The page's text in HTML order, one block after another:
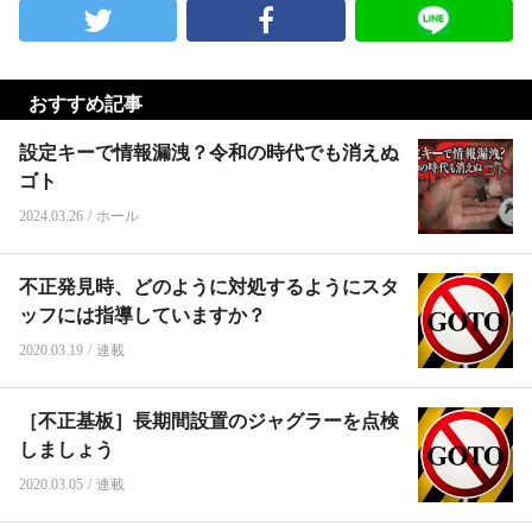
おすすめ記事
設定キーで情報漏洩？令和の時代でも消えぬ
ゴト
2024.03.26 / ホール
不正発見時、どのように対処するようにスタ
ッフには指導していますか？
2020.03.19 / 連載
［不正基板］長期間設置のジャグラーを点検
しましょう
2020.03.05 / 連載